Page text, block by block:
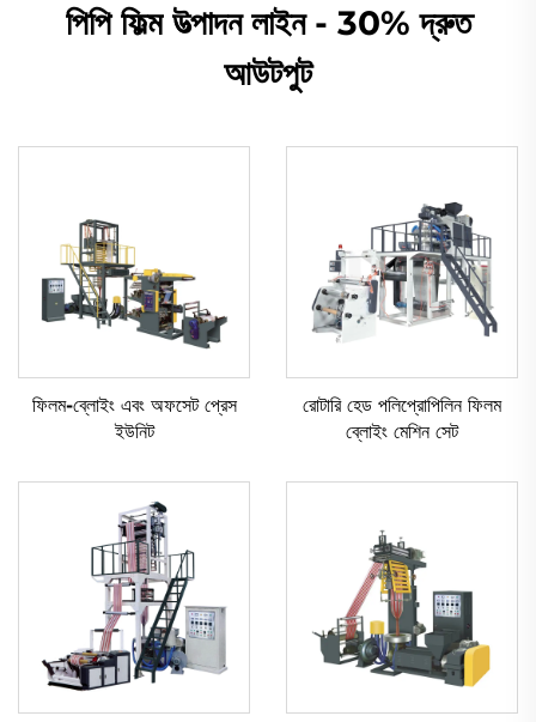
পিপি ফিল্ম উত্পাদন লাইন - 30% দ্রুত
আউটপুট
ফিলম-ব্লোইং এবং অফসেট প্রেস
ইউনিট
রোটারি হেড পলিপ্রোপিলিন ফিলম
ব্লোইং মেশিন সেট